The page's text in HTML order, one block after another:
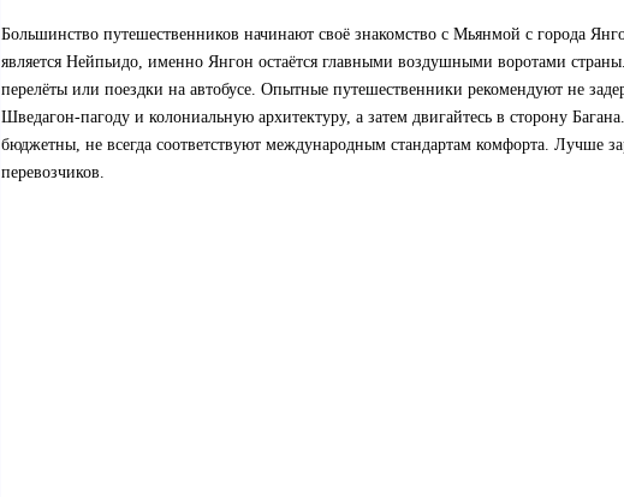
Большинство путешественников начинают своё знакомство с Мьянмой с города
является Нейпьидо, именно Янгон остаётся главными воздушными воротами
перелёты или поездки на автобусе. Опытные путешественники рекомендуют не
Шведагон-пагоду и колониальную архитектуру, а затем двигайтесь в сторону
бюджетны, не всегда соответствуют международным стандартам комфорта. Лучше
перевозчиков.